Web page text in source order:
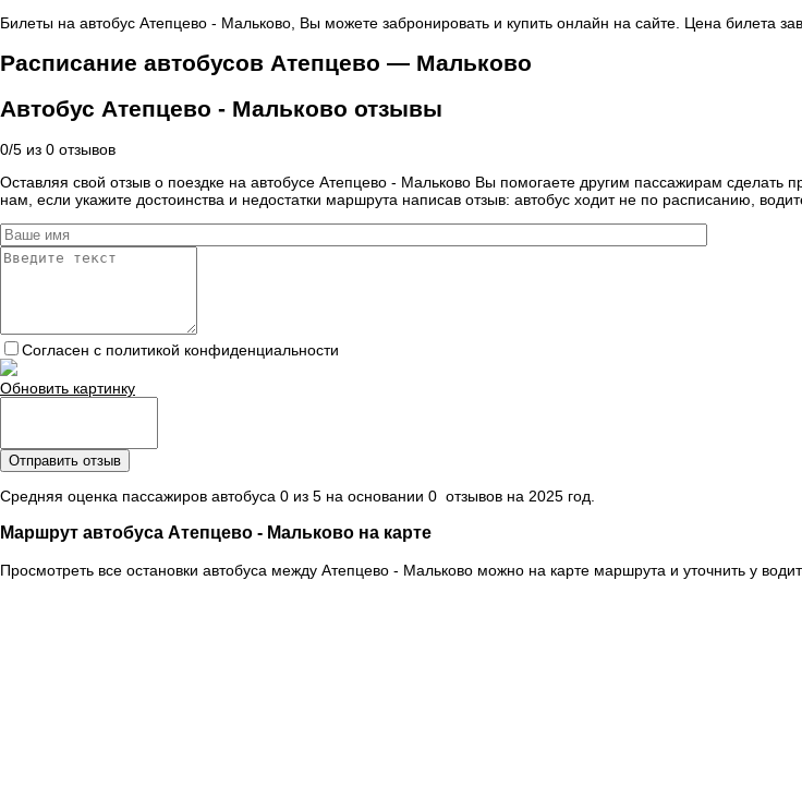
Билеты на автобус Атепцево - Мальково, Вы можете забронировать и купить онлайн на сайте. Цена билета
Расписание автобусов Атепцево — Мальково
Автобус Атепцево - Мальково отзывы
0/5 из 0 отзывов
Оставляя свой отзыв о поездке на автобусе Атепцево - Мальково Вы помогаете другим пассажирам сделать
нам, если укажите достоинства и недостатки маршрута написав отзыв: автобус ходит не по расписанию,
Согласен с политикой конфиденциальности
Обновить картинку
Отправить отзыв
Средняя оценка пассажиров автобуса 0 из 5 на основании 0 отзывов на 2025 год.
Маршрут автобуса Атепцево - Мальково на карте
Просмотреть все остановки автобуса между Атепцево - Мальково можно на карте маршрута и уточнить у